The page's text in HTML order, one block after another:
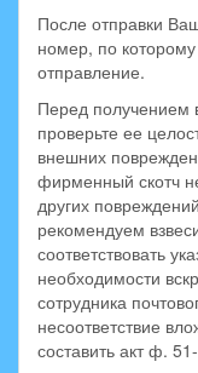
После отправки
номер, по
отправление.
Перед получением
проверьте ее
внешних
фирменный скотч
других
рекомендуем
соответствовать
необходимости
сотрудника
несоответствие
составить акт ф.